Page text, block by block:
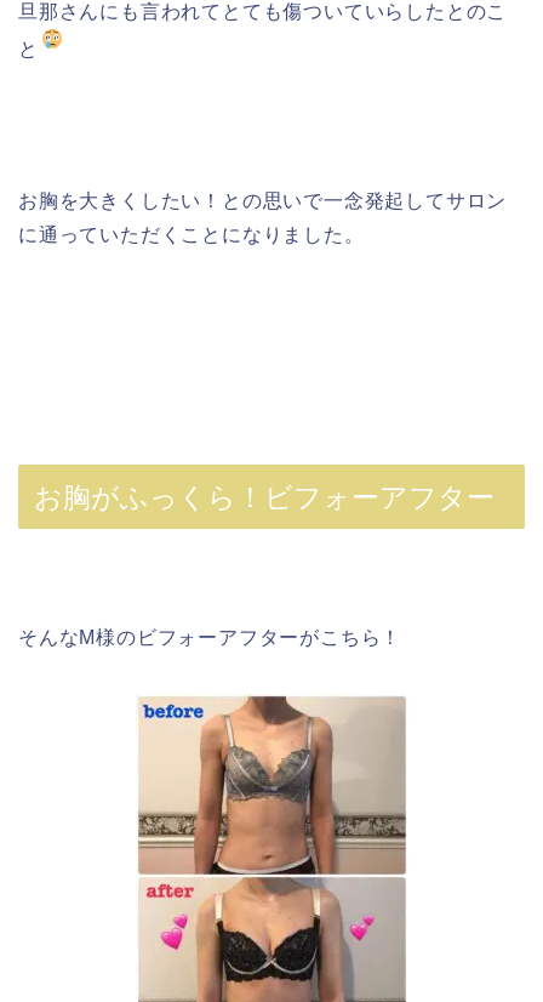
旦那さんにも言われてとても傷ついていらしたとのこ
と
お胸を大きくしたい！との思いで一念発起してサロン
に通っていただくことになりました。
お胸がふっくら！ビフォーアフター
そんなM様のビフォーアフターがこちら！